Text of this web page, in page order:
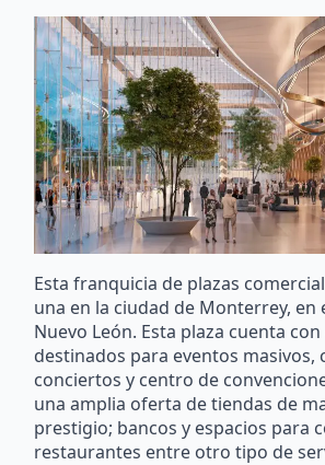
Esta franquicia de plazas
una en la ciudad de Monterrey, en
Nuevo León. Esta plaza cuenta
destinados para eventos masivos,
conciertos y centro de
una amplia oferta de tiendas de
prestigio; bancos y espacios para
restaurantes entre otro tipo de